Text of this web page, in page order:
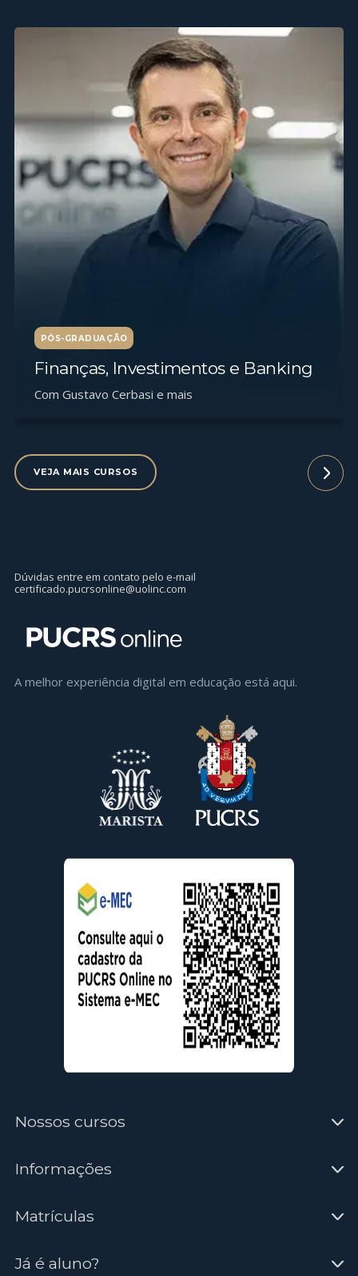
PÓS-GRADUAÇÃO
Finanças, Investimentos e Banking
Com Gustavo Cerbasi e mais
VEJA MAIS CURSOS
Dúvidas entre em contato pelo e-mail
certificado.pucrsonline@uolinc.com
A melhor experiência digital em educaçāo está aqui.
Nossos cursos
Informações
Matrículas
Já é aluno?